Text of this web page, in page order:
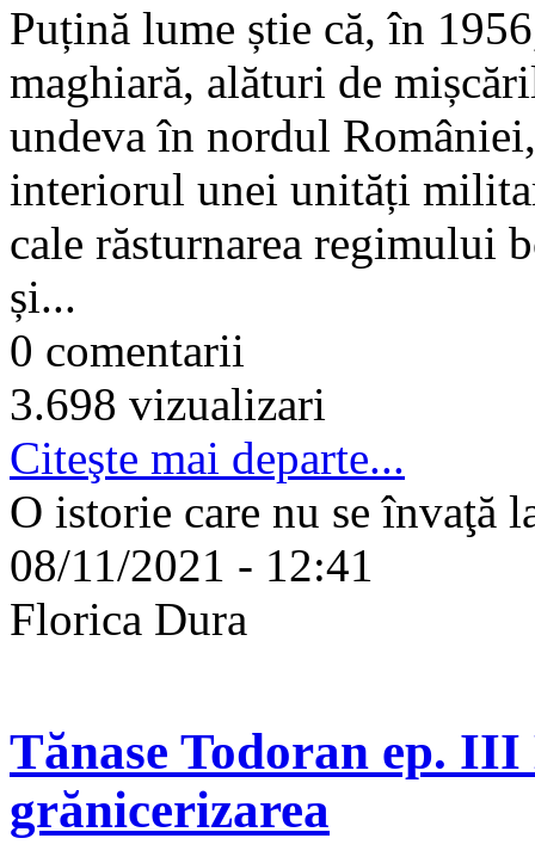
Puțină lume știe că, în
maghiară, alături de
undeva în nordul
interiorul unei unități
cale răsturnarea regimului
și...
0 comentarii
3.698 vizualizari
Citeşte mai departe...
O istorie care nu se învaţă
08/11/2021 - 12:41
Florica Dura
Tănase Todoran ep. III
grănicerizarea